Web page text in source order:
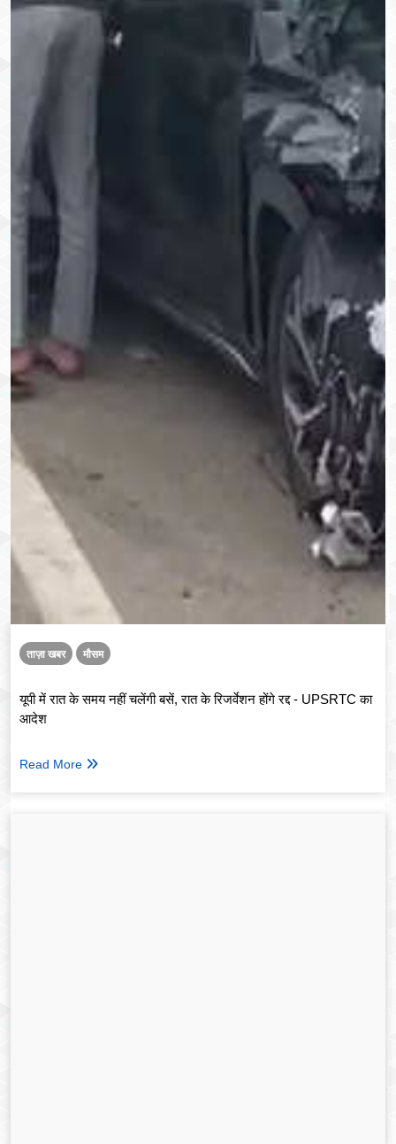
ताज़ा खबर मौसम
यूपी में रात के समय नहीं चलेंगी बसें, रात के रिजर्वेशन होंगे रद्द - UPSRTC का
आदेश
Read More